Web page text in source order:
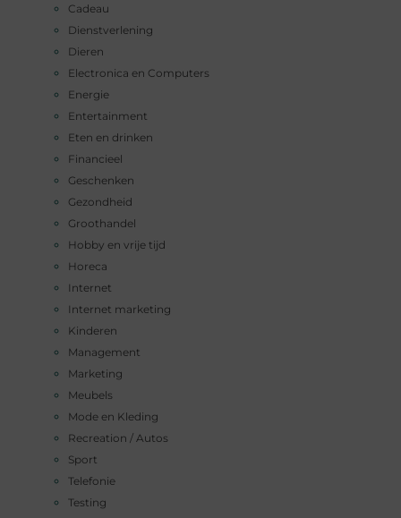
Cadeau
Dienstverlening
Dieren
Electronica en Computers
Energie
Entertainment
Eten en drinken
Financieel
Geschenken
Gezondheid
Groothandel
Hobby en vrije tijd
Horeca
Internet
Internet marketing
Kinderen
Management
Marketing
Meubels
Mode en Kleding
Recreation / Autos
Sport
Telefonie
Testing